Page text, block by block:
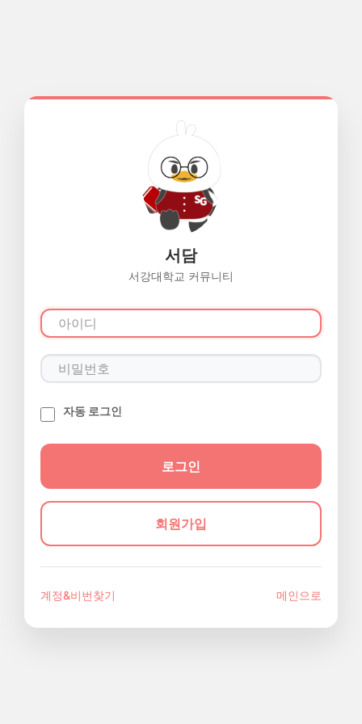
서담
서강대학교 커뮤니티
자동 로그인
회원가입
계정&비번찾기 메인으로